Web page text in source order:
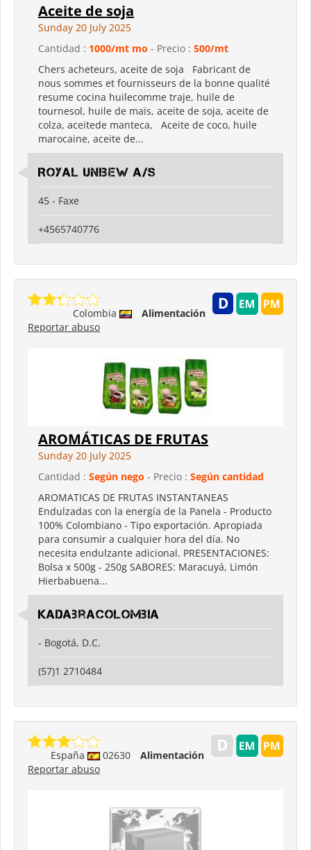
Aceite de soja
Sunday 20 July 2025
Cantidad : 1000/mt mo - Precio : 500/mt
Chers acheteurs, aceite de soja Fabricant de
nous sommes et fournisseurs de la bonne qualité
resume cocina huilecomme traje, huile de
tournesol, huile de maïs, aceite de soja, aceite de
colza, aceitede manteca, Aceite de coco, huile
marocaine, aceite de...
Royal Unibew A/S
45 - Faxe
+4565740776
Colombia
Alimentación
Reportar abuso
AROMÁTICAS DE FRUTAS
Sunday 20 July 2025
Cantidad : Según nego - Precio : Según cantidad
AROMATICAS DE FRUTAS INSTANTANEAS
Endulzadas con la energía de la Panela - Producto
100% Colombiano - Tipo exportación. Apropiada
para consumir a cualquier hora del día. No
necesita endulzante adicional. PRESENTACIONES:
Bolsa x 500g - 250g SABORES: Maracuyá, Limón
Hierbabuena...
Kadabracolombia
- Bogotá, D.C.
(57)1 2710484
España 02630
Alimentación
Reportar abuso